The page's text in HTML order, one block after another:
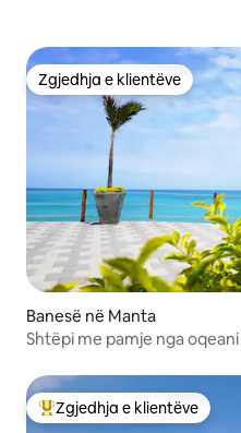
Zgjedhja e klientëve
Zgjedhja e klientëve
Banesë në Manta
Shtëpi me pamje nga
Më të mirat e zgjedhjeve të
Zgjedhja e klientëve